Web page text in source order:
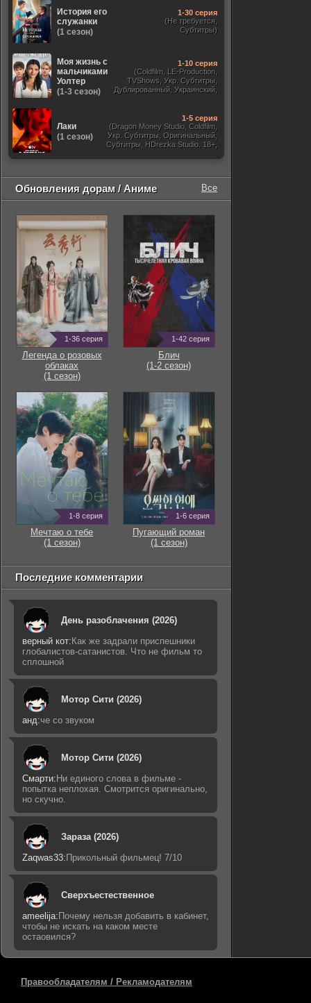
История его
служанки
(1 сезон)
1-30 серия
(Не требуется,
Субтитры)
Моя жизнь с
мальчиками
Уолтер
(1-3 сезон)
1-10 серия
(Coldfilm, LE-Production,
TVShows, Укр. Субтитры,
Дублированный, Украинский,
Лаки
(1 сезон)
1-5 серия
(Dragon Money Studio, Coldfilm,
Укр. Субтитры, Оригинальный,
Субтитры, HDrezka Studio. 18+,
Обновления дорам / Аниме Все
1-36 серия
Легенда о розовых
облаках
(1 сезон)
1-42 серия
Блич
(1-2 сезон)
1-8 серия
Мечтаю о тебе
(1 сезон)
1-6 серия
Пугающий роман
(1 сезон)
Последние комментарии
День разоблачения (2026)
верный кот: Как же задрали приспешники
глобалистов-сатанистов. Что не фильм то
сплошной
Мотор Сити (2026)
анд:че со звуком
Мотор Сити (2026)
Смарти: Ни единого слова в фильме -
попытка неплохая. Смотрится оригинально,
но скучно.
Зараза (2026)
Zaqwas33: Прикольный фильмец! 7/10
Сверхъестественное
ameelija: Почему нельзя добавить в кабинет,
чтобы не искать на каком месте
остаовился?
Правообладателям / Рекламодателям